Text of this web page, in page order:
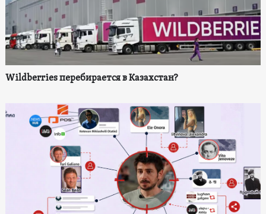
Wildberries перебирается в Казахстан?